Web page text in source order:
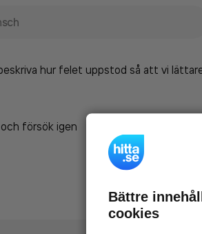
hur felet uppstod så att vi
försök igen
Bättre
cookies